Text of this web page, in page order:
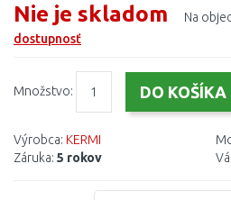
Nie je skladom Na
dostupnosť
Množstvo:
Výrobca: KERMI
Záruka: 5 rokov